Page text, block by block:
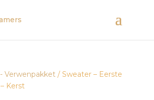
Verwenpakket/ Sweater – Eerste
Kerst